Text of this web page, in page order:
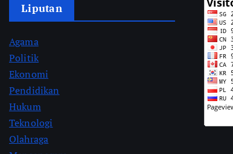
Liputan
Agama
Politik
Ekonomi
Pendidikan
Hukum
Teknologi
Olahraga